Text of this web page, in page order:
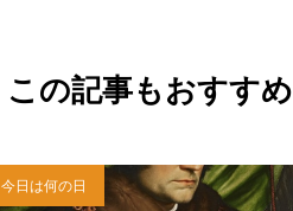
この記事もおすすめ
今日は何の日